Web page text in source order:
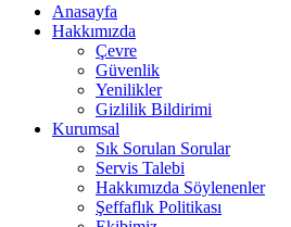
Anasayfa
Hakkımızda
Çevre
Güvenlik
Yenilikler
Gizlilik Bildirimi
Kurumsal
Sık Sorulan Sorular
Servis Talebi
Hakkımızda Söylenenler
Şeffaflık Politikası